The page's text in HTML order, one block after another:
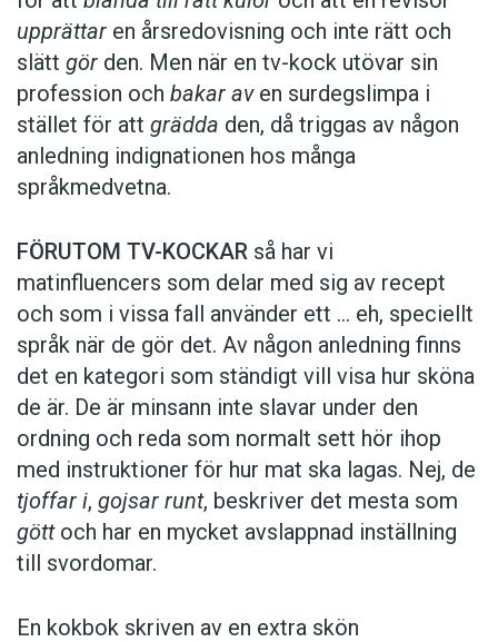
upprättar en årsredovisning och inte rätt och
slätt gör den. Men när en tv-kock utövar sin
profession och bakar aven surdegslimpa i
stället för att grädda den, då triggas av någon
anledning indignationen hos många
språkmedvetna.
FÖRUTOM TV-KOCKAR så har vi
matinfluencers som delar med sig av recept
och som i vissa fall ­använder ett … eh, speciellt
språk när de gör det. Av någon anledning finns
det en kategori som ständigt vill visa hur sköna
de är. De är minsann inte slavar under den
ordning och reda som normalt sett hör ihop
med instruktioner för hur mat ska lagas. Nej, de
tjoffar i, gojsar runt, beskriver det mesta som
göttoch har en mycket avslappnad inställning
till svordomar.
En kokbok ­skriven av en extra skön